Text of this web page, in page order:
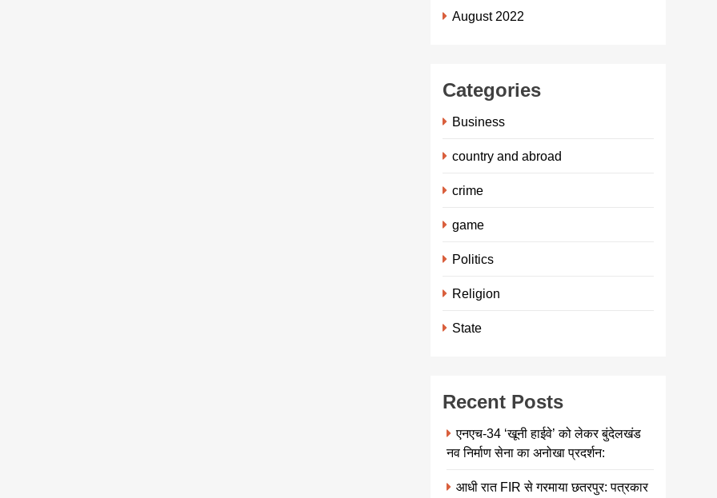
August 2022
Categories
Business
country and abroad
crime
game
Politics
Religion
State
Recent Posts
एनएच-34 ‘खूनी हाईवे’ को लेकर बुंदेलखंड
नव निर्माण सेना का अनोखा प्रदर्शन:
आधी रात FIR से गरमाया छतरपुर: पत्रकार